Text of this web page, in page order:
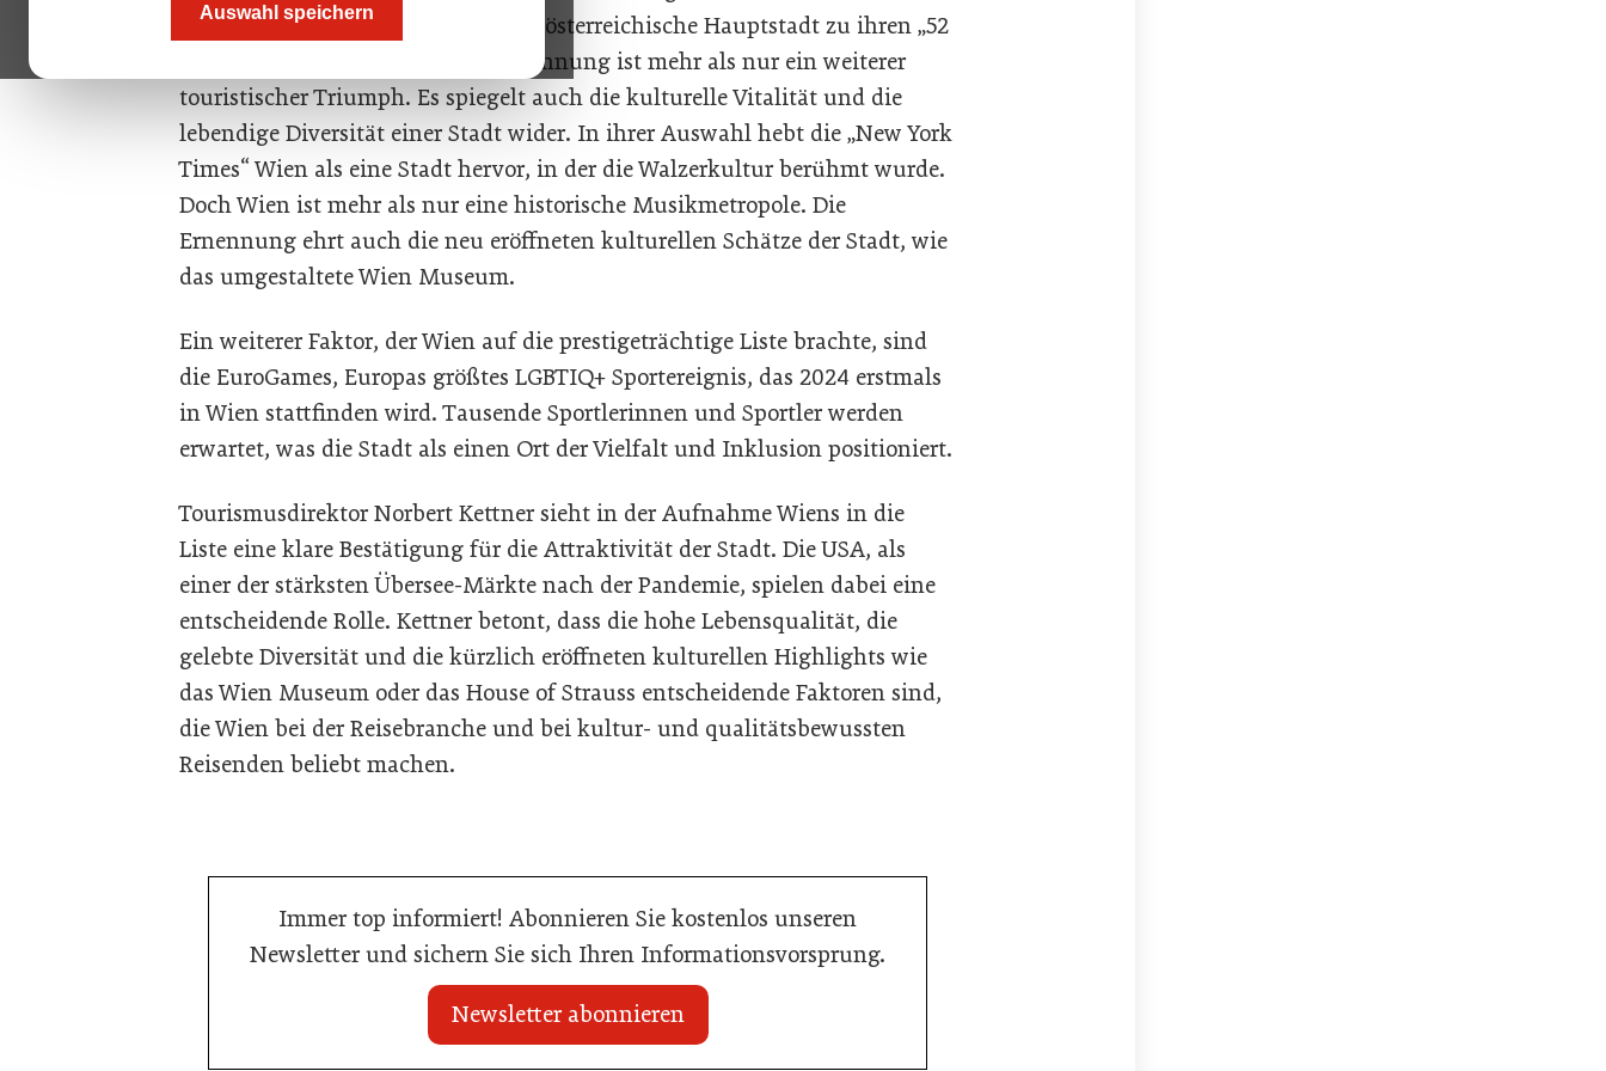
Auswahl speichern
Die „The New York Times“ zählt die österreichische Hauptstadt zu ihren „52
Places to Go in 2024“. Diese Anerkennung ist mehr als nur ein weiterer
touristischer Triumph. Es spiegelt auch die kulturelle Vitalität und die
lebendige Diversität einer Stadt wider. In ihrer Auswahl hebt die „New York
Times“ Wien als eine Stadt hervor, in der die Walzerkultur berühmt wurde.
Doch Wien ist mehr als nur eine historische Musikmetropole. Die
Ernennung ehrt auch die neu eröffneten kulturellen Schätze der Stadt, wie
das umgestaltete Wien Museum.
Ein weiterer Faktor, der Wien auf die prestigeträchtige Liste brachte, sind
die EuroGames, Europas größtes LGBTIQ+ Sportereignis, das 2024 erstmals
in Wien stattfinden wird. Tausende Sportlerinnen und Sportler werden
erwartet, was die Stadt als einen Ort der Vielfalt und Inklusion positioniert.
Tourismusdirektor Norbert Kettner sieht in der Aufnahme Wiens in die
Liste eine klare Bestätigung für die Attraktivität der Stadt. Die USA, als
einer der stärksten Übersee-Märkte nach der Pandemie, spielen dabei eine
entscheidende Rolle. Kettner betont, dass die hohe Lebensqualität, die
gelebte Diversität und die kürzlich eröffneten kulturellen Highlights wie
das Wien Museum oder das House of Strauss entscheidende Faktoren sind,
die Wien bei der Reisebranche und bei kultur- und qualitätsbewussten
Reisenden beliebt machen.
Immer top informiert! Abonnieren Sie kostenlos unseren
Newsletter und sichern Sie sich Ihren Informationsvorsprung.
Newsletter abonnieren